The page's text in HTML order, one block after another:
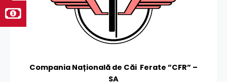
Compania Națională de Căi Ferate ”CFR” –
SA